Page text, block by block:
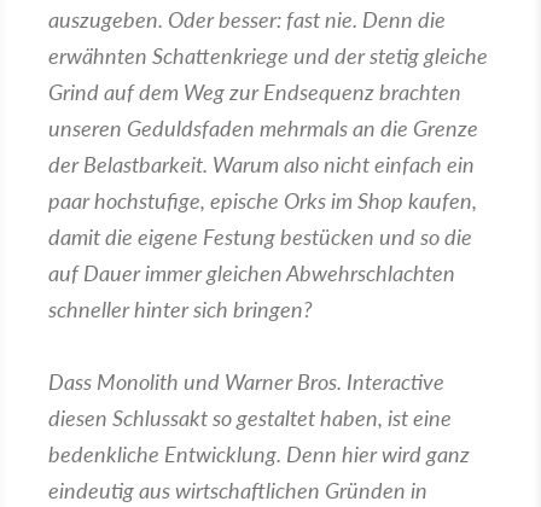
auszugeben. Oder besser: fast nie. Denn die
erwähnten Schattenkriege und der stetig gleiche
Grind auf dem Weg zur Endsequenz brachten
unseren Geduldsfaden mehrmals an die Grenze
der Belastbarkeit. Warum also nicht einfach ein
paar hochstufige, epische Orks im Shop kaufen,
damit die eigene Festung bestücken und so die
auf Dauer immer gleichen Abwehrschlachten
schneller hinter sich bringen?
Dass Monolith und Warner Bros. Interactive
diesen Schlussakt so gestaltet haben, ist eine
bedenkliche Entwicklung. Denn hier wird ganz
eindeutig aus wirtschaftlichen Gründen in